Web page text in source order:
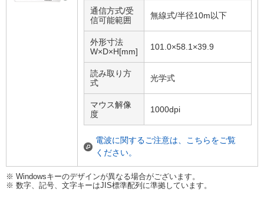
通信方式/受
信可能範囲
無線式/半径10m以下
外形寸法
W×D×H[mm]
101.0×58.1×39.9
読み取り方
式
光学式
マウス解像
度
1000dpi
電波に関するご注意は、こちらをご覧
ください。
※ Windowsキーのデザインが異なる場合がございます。
※ 数字、記号、文字キーはJIS標準配列に準拠しています。